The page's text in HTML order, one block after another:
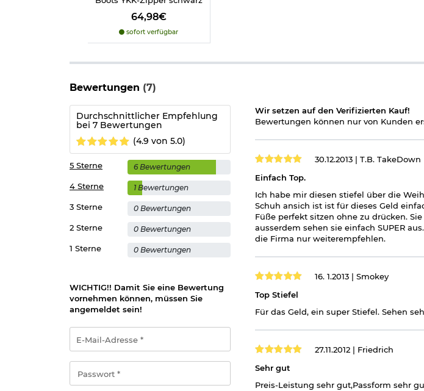
64,98€
sofort verfügbar
Bewertungen (7)
Durchschnittlicher Empfehlung
bei 7 Bewertungen
(4.9 von 5.0)
1 Sterne 0 Bewertungen
2 Sterne 0 Bewertungen
3 Sterne 0 Bewertungen
4 Sterne 1 Bewertungen
5 Sterne 6 Bewertungen
WICHTIG!! Damit Sie eine Bewertung
vornehmen können, müssen Sie
angemeldet sein!
E-
Mail-
Adresse
*Passwort
Wir setzen auf den Verifizierten Kauf!
Bewertungen können nur von Kunden
30.12.2013 | T.B. TakeDown
Einfach Top.
Ich habe mir diesen stiefel über die
Schuh ansich ist ist für dieses Geld
Füße perfekt sitzen ohne zu drücken.
ausserdem sehen sie einfach SUPER
die Firma nur weiterempfehlen.
16. 1.2013 | Smokey
Top Stiefel
Für das Geld, ein super Stiefel. Sehen
27.11.2012 | Friedrich
Sehr gut
Preis-Leistung sehr gut,Passform sehr